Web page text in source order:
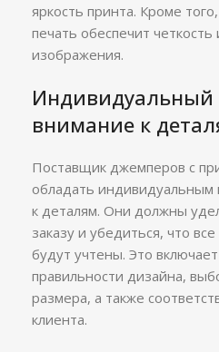
яркость принта. Кроме
печать обеспечит
изображения.
Индивидуальный
внимание к
Поставщик джемперов с
обладать
к деталям. Они должны
заказу и убедиться, что
будут учтены. Это
правильности дизайна,
размера, а также
клиента.